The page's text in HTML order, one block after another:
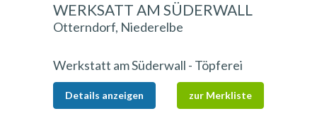
WERKSATT AM SÜDERWALL
Otterndorf, Niederelbe
Werkstatt am Süderwall - Töpferei
Details anzeigen zur Merkliste